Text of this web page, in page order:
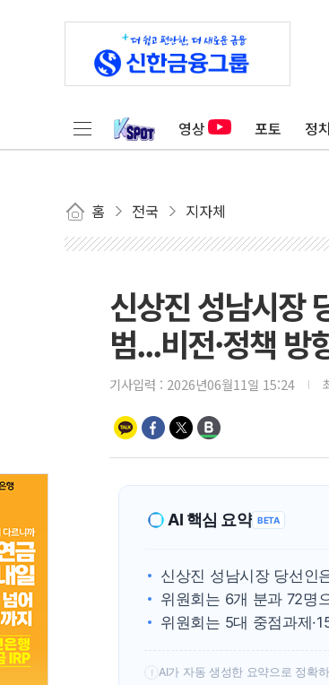
영상 포토 정치
홈 전국 지자체
신상진 성남시장
범...비전·정책 방
기사입력 : 2026년06월11일 15:24
AI 핵심 요약 BETA
신상진 성남시장 당선인
위원회는 6개 분과 72명
위원회는 5대 중점과제
! AI가 자동 생성한 요약으로 정확